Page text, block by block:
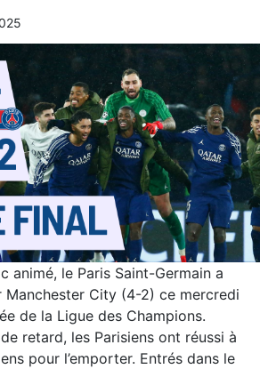
animé, le Paris Saint-Germain a
Manchester City (4-2) ce mercredi
de la Ligue des Champions.
retard, les Parisiens ont réussi à
pour l’emporter. Entrés dans le